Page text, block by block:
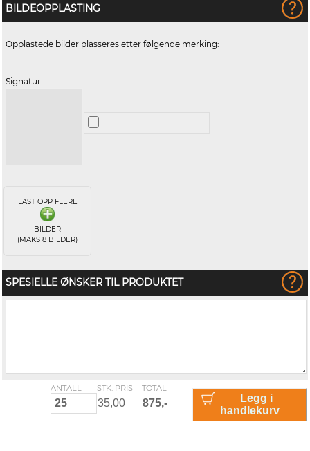
BILDEOPPLASTING
Opplastede bilder plasseres etter følgende merking:
Signatur
LAST OPP FLERE
BILDER
(MAKS 8 BILDER)
SPESIELLE ØNSKER TIL PRODUKTET
ANTALL STK. PRIS TOTAL
Legg i
handlekurv